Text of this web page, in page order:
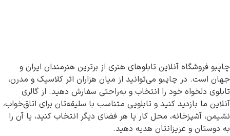
چاپبو فروشگاه آنلاین تابلوهای هنری از برترین هنرمندان ایران و
جهان است. در چاپبو می‌توانید از میان هزاران اثر کلاسیک و مدرن،
تابلوی دلخواه خود را انتخاب و به‌راحتی سفارش دهید. از گالری
آنلاین ما بازدید کنید و تابلویی متناسب با سلیقه‌تان برای اتاق‌خواب،
نشیمن، آشپزخانه، محل کار یا هر فضای دیگر انتخاب کنید، یا آن را
به دوستان و عزیزانتان هدیه دهید.